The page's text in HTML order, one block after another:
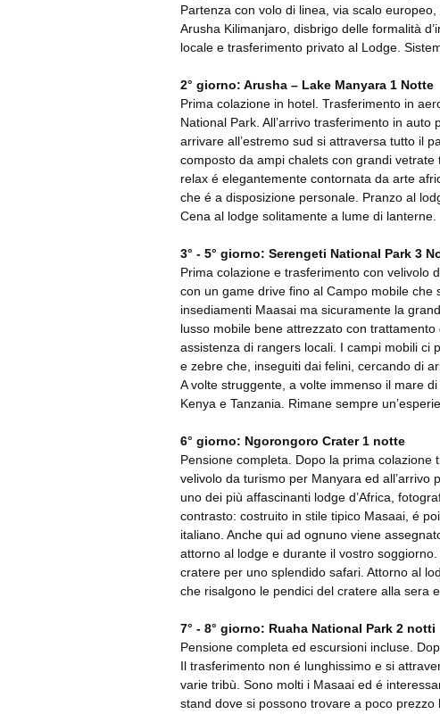
Partenza con volo di linea, via scalo
Arusha Kilimanjaro, disbrigo delle formalità
locale e trasferimento privato al Lodge.
2° giorno: Arusha – Lake Manyara 1 Notte
Prima colazione in hotel. Trasferimento in
National Park. All’arrivo trasferimento in
arrivare all’estremo sud si attraversa tutto il
composto da ampi chalets con grandi
relax é elegantemente contornata da arte
che é a disposizione personale. Pranzo al
Cena al lodge solitamente a lume di lanterne.
3° - 5° giorno: Serengeti National Park 3
Prima colazione e trasferimento con velivolo
con un game drive fino al Campo mobile
insediamenti Maasai ma sicuramente la
lusso mobile bene attrezzato con
assistenza di rangers locali. I campi mobili ci
e zebre che, inseguiti dai felini, cercando di
A volte struggente, a volte immenso il mare
Kenya e Tanzania. Rimane sempre
6° giorno: Ngorongoro Crater 1 notte
Pensione completa. Dopo la prima
velivolo da turismo per Manyara ed all’arrivo
uno dei più affascinanti lodge d’Africa,
contrasto: costruito in stile tipico Masaai, é
italiano. Anche qui ad ognuno viene
attorno al lodge e durante il vostro
cratere per uno splendido safari. Attorno al
che risalgono le pendici del cratere alla sera
7° - 8° giorno: Ruaha National Park 2 notti
Pensione completa ed escursioni incluse.
Il trasferimento non é lunghissimo e si
varie tribù. Sono molti i Masaai ed é
stand dove si possono trovare a poco